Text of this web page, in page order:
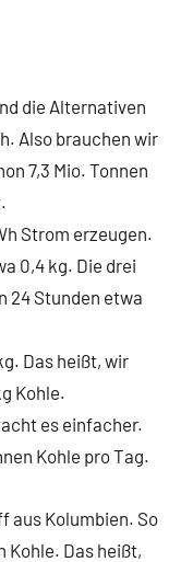
die Alternativen
Also brauchen wir
7,3 Mio. Tonnen
Strom erzeugen.
0,4 kg. Die drei
24 Stunden etwa
Das heißt, wir
Kohle.
es einfacher.
Kohle pro Tag.
aus Kolumbien. So
Kohle. Das heißt,